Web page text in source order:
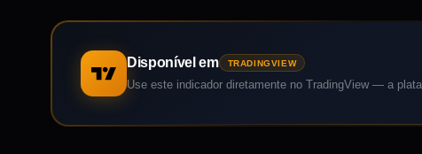
Disponível em TRADINGVIEW
Use este indicador diretamente no TradingView — a